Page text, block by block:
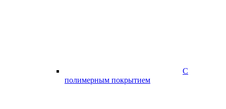
С
полимерным покрытием